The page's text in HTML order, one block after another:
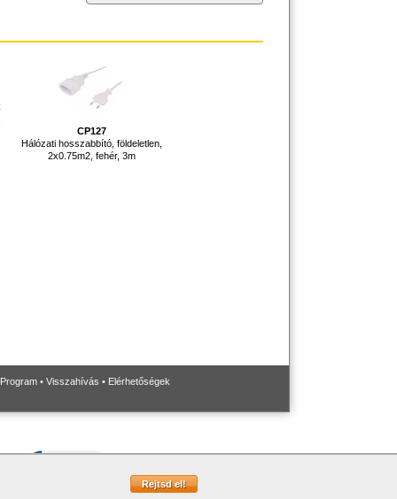
CP127
Hálózati hosszabbító, földeletlen,
2x0.75m2, fehér, 3m
• Visszahívás • Elérhetőségek